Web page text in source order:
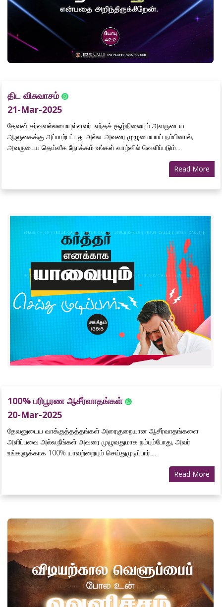
திட விசுவாசம்
21-Mar-2025
தேவன் சர்வவல்லமையுள்ளவர். எந்தச் சூழ்நிலையும் அவருடைய
ஆளுகைக்கு அப்பாற்பட்டது அல்ல. அவரை முழுமையாய் நம்பினால்,
அவருடைய தெய்வீக நோக்கம் உங்கள் வாழ்வில் வெளிப்படும்....
Read More
100% பரிபூரண ஆசீர்வாதங்கள்
20-Mar-2025
தேவனுடைய வாக்குத்தத்தங்கள் அரைகுறையான ஆசீர்வாதங்களை
அளிப்பவை அல்ல.நீங்கள் அவரை முழுவதுமாக நம்பும்போது, அவர்
உங்களுக்காக 100% யாவற்றையும் செய்துமுடிப்பார்....
Read More